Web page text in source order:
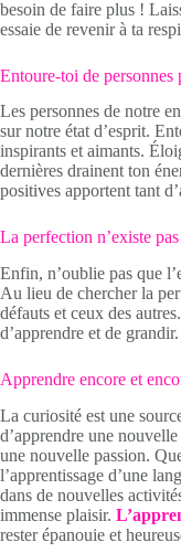
besoin de faire plus !
essaie de revenir à ta
Entoure-toi de personnes
Les personnes de notre
sur notre état d’esprit.
inspirants et aimants.
dernières drainent ton
positives apportent tant
La perfection n’existe pas
Enfin, n’oublie pas que
Au lieu de chercher la
défauts et ceux des
d’apprendre et de grandir.
Apprendre encore et
La curiosité est une
d’apprendre une
une nouvelle passion.
l’apprentissage d’une
dans de nouvelles
immense plaisir.
rester épanouie et